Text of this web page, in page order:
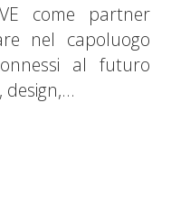
come partner
nel capoluogo
al futuro
design,...